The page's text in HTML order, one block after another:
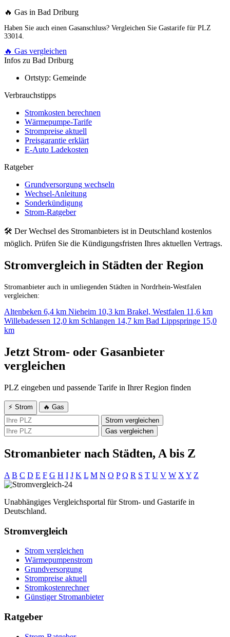
🔥 Gas in Bad Driburg
Haben Sie auch einen Gasanschluss? Vergleichen Sie Gastarife für PLZ
33014.
🔥 Gas vergleichen
Infos zu Bad Driburg
Ortstyp: Gemeinde
Verbrauchstipps
Stromkosten berechnen
Wärmepumpe-Tarife
Strompreise aktuell
Preisgarantie erklärt
E-Auto Ladekosten
Ratgeber
Grundversorgung wechseln
Wechsel-Anleitung
Sonderkündigung
Strom-Ratgeber
🛠 Der Wechsel des Stromanbieters ist in Deutschland kostenlos
möglich. Prüfen Sie die Kündigungsfristen Ihres aktuellen Vertrags.
Stromvergleich in Städten der Region
Stromanbieter auch in umliegenden Städten in Nordrhein-Westfalen
vergleichen:
Altenbeken 6,4 km Nieheim 10,3 km Brakel, Westfalen 11,6 km
Willebadessen 12,0 km Schlangen 14,7 km Bad Lippspringe 15,0
km
Jetzt Strom- oder Gasanbieter
vergleichen
PLZ eingeben und passende Tarife in Ihrer Region finden
⚡ Strom
🔥 Gas
Strom vergleichen
Gas vergleichen
Stromanbieter nach Städten, A bis Z
A B C D E F G H I J K L M N O P Q R S T U V W X Y Z
Unabhängiges Vergleichsportal für Strom- und Gastarife in
Deutschland.
Stromvergleich
Strom vergleichen
Wärmepumpenstrom
Grundversorgung
Strompreise aktuell
Stromkostenrechner
Günstiger Stromanbieter
Ratgeber